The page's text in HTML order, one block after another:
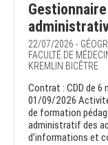
22/07/2026 -
FACULTÉ DE
KREMLIN BICÊTRE
Contrat : CDD de 6
01/09/2026
de formation
administratif des
d’informations et